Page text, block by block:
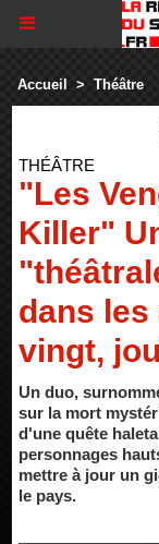
Accueil > Théâtre
THÉÂTRE
"Les
Killer"
dans les
vingt,
Un duo,
sur la mort
d'une quête
personnages
mettre à jour un
le pays.